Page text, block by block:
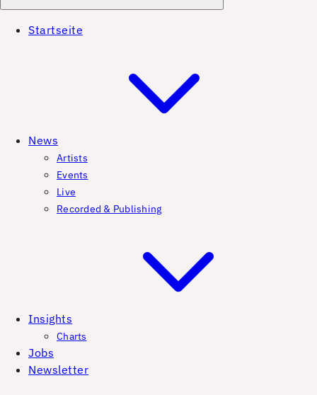
Startseite
News
Artists
Events
Live
Recorded & Publishing
Insights
Charts
Jobs
Newsletter